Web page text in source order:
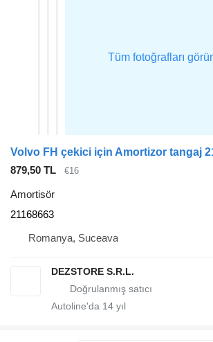
879,50 TL €16
Amortisör
21168663
Romanya, Suceava
DEZSTORE S.R.L.
Autoline'da 14 yıl